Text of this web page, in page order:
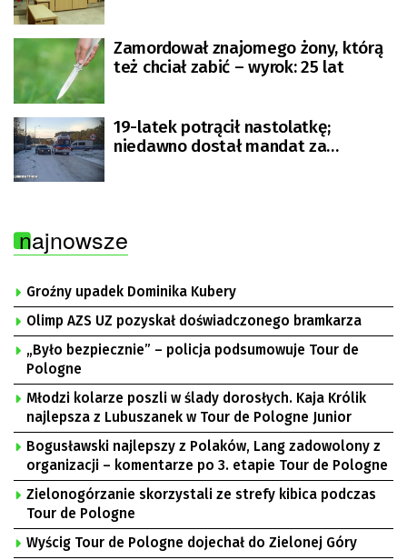
Zamordował znajomego żony, którą
też chciał zabić – wyrok: 25 lat
19-latek potrącił nastolatkę;
niedawno dostał mandat za
najnowsze
Groźny upadek Dominika Kubery
Olimp AZS UZ pozyskał doświadczonego bramkarza
„Było bezpiecznie” – policja podsumowuje Tour de
Pologne
Młodzi kolarze poszli w ślady dorosłych. Kaja Królik
najlepsza z Lubuszanek w Tour de Pologne Junior
Bogusławski najlepszy z Polaków, Lang zadowolony z
organizacji – komentarze po 3. etapie Tour de Pologne
Zielonogórzanie skorzystali ze strefy kibica podczas
Tour de Pologne
Wyścig Tour de Pologne dojechał do Zielonej Góry